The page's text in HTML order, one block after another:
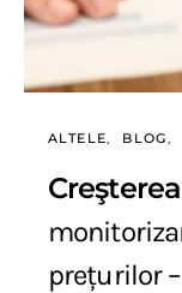
ALTELE BLOG
prețurilor